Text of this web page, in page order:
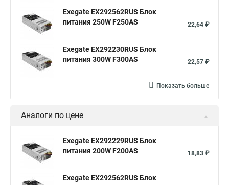
Exegate EX292562RUS Блок
питания 250W F250AS
22,64 ₽
Exegate EX292230RUS Блок
питания 300W F300AS
22,57 ₽
Показать больше
Аналоги по цене
Exegate EX292229RUS Блок
питания 200W F200AS
18,83 ₽
Exegate EX292562RUS Блок